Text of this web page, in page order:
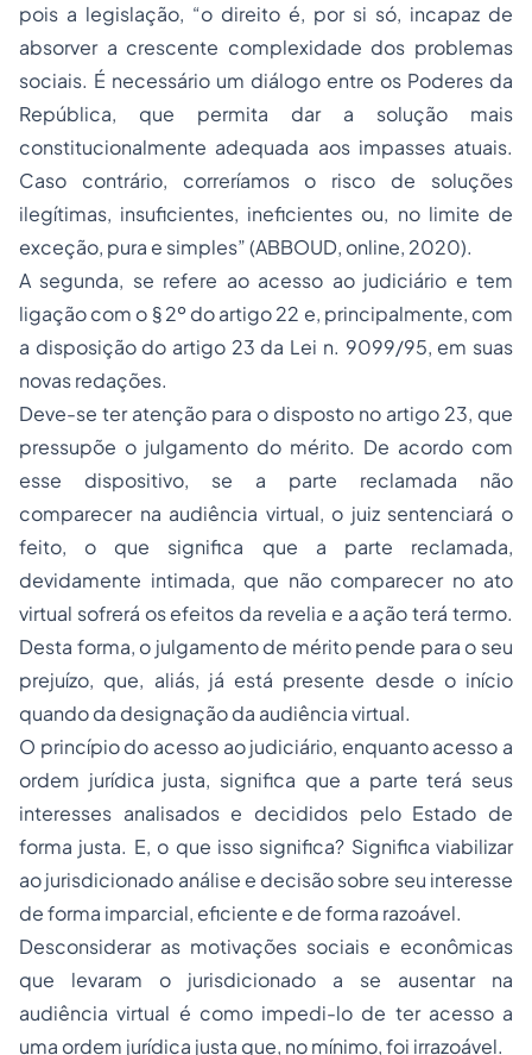
pois a legislação, “o direito é, por si só, incapaz de
absorver a crescente complexidade dos problemas
sociais. É necessário um diálogo entre os Poderes da
República, que permita dar a solução mais
constitucionalmente adequada aos impasses atuais.
Caso contrário, correríamos o risco de soluções
ilegítimas, insuficientes, ineficientes ou, no limite de
exceção, pura e simples” (ABBOUD, online, 2020).
A segunda, se refere ao acesso ao judiciário e tem
ligação com o § 2º do artigo 22 e, principalmente, com
a disposição do artigo 23 da Lei n. 9099/95, em suas
novas redações.
Deve-se ter atenção para o disposto no artigo 23, que
pressupõe o julgamento do mérito. De acordo com
esse dispositivo, se a parte reclamada não
comparecer na audiência virtual, o juiz sentenciará o
feito, o que significa que a parte reclamada,
devidamente intimada, que não comparecer no ato
virtual sofrerá os efeitos da revelia e a ação terá termo.
Desta forma, o julgamento de mérito pende para o seu
prejuízo, que, aliás, já está presente desde o início
quando da designação da audiência virtual.
O princípio do acesso ao judiciário, enquanto acesso a
ordem jurídica justa, significa que a parte terá seus
interesses analisados e decididos pelo Estado de
forma justa. E, o que isso significa? Significa viabilizar
ao jurisdicionado análise e decisão sobre seu interesse
de forma imparcial, eficiente e de forma razoável.
Desconsiderar as motivações sociais e econômicas
que levaram o jurisdicionado a se ausentar na
audiência virtual é como impedi-lo de ter acesso a
uma ordem jurídica justa que, no mínimo, foi irrazoável.